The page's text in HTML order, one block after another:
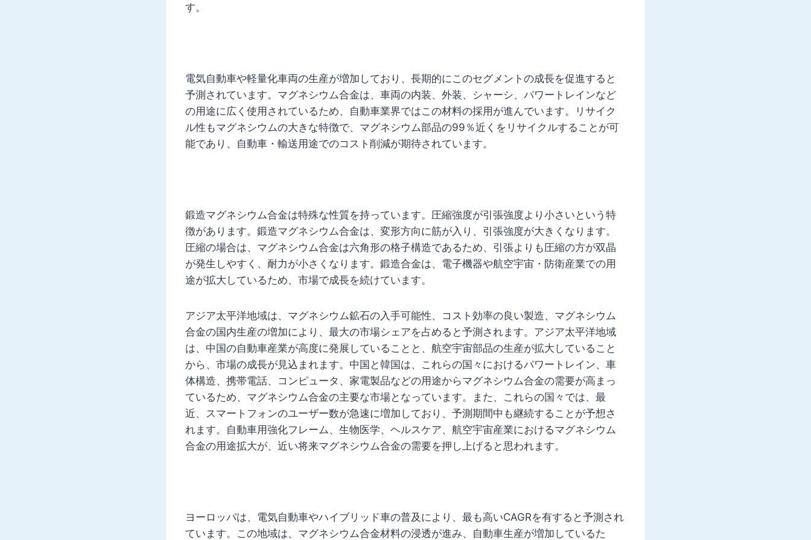
す。
電気自動車や軽量化車両の生産が増加しており、長期的にこのセグメントの成長を促進すると
予測されています。マグネシウム合金は、車両の内装、外装、シャーシ、パワートレインなど
の用途に広く使用されているため、自動車業界ではこの材料の採用が進んでいます。リサイク
ル性もマグネシウムの大きな特徴で、マグネシウム部品の99％近くをリサイクルすることが可
能であり、自動車・輸送用途でのコスト削減が期待されています。
鍛造マグネシウム合金は特殊な性質を持っています。圧縮強度が引張強度より小さいという特
徴があります。鍛造マグネシウム合金は、変形方向に筋が入り、引張強度が大きくなります。
圧縮の場合は、マグネシウム合金は六角形の格子構造であるため、引張よりも圧縮の方が双晶
が発生しやすく、耐力が小さくなります。鍛造合金は、電子機器や航空宇宙・防衛産業での用
途が拡大しているため、市場で成長を続けています。
アジア太平洋地域は、マグネシウム鉱石の入手可能性、コスト効率の良い製造、マグネシウム
合金の国内生産の増加により、最大の市場シェアを占めると予測されます。アジア太平洋地域
は、中国の自動車産業が高度に発展していることと、航空宇宙部品の生産が拡大していること
から、市場の成長が見込まれます。中国と韓国は、これらの国々におけるパワートレイン、車
体構造、携帯電話、コンピュータ、家電製品などの用途からマグネシウム合金の需要が高まっ
ているため、マグネシウム合金の主要な市場となっています。また、これらの国々では、最
近、スマートフォンのユーザー数が急速に増加しており、予測期間中も継続することが予想さ
れます。自動車用強化フレーム、生物医学、ヘルスケア、航空宇宙産業におけるマグネシウム
合金の用途拡大が、近い将来マグネシウム合金の需要を押し上げると思われます。
ヨーロッパは、電気自動車やハイブリッド車の普及により、最も高いCAGRを有すると予測され
ています。この地域は、マグネシウム合金材料の浸透が進み、自動車生産が増加しているた